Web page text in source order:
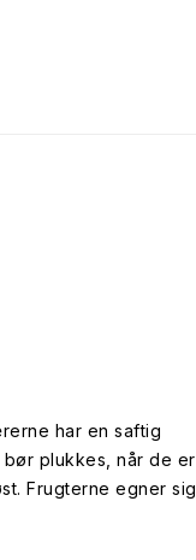
har en saftig
plukkes, når de er
Frugterne egner sig